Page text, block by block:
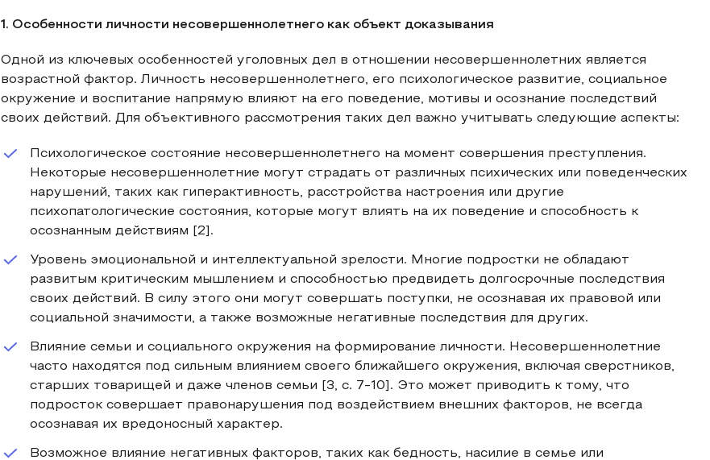
1. Особенности личности несовершеннолетнего как объект доказывания
Одной из ключевых особенностей уголовных дел в отношении несовершеннолетних является
возрастной фактор. Личность несовершеннолетнего, его психологическое развитие, социальное
окружение и воспитание напрямую влияют на его поведение, мотивы и осознание последствий
своих действий. Для объективного рассмотрения таких дел важно учитывать следующие аспекты:
Психологическое состояние несовершеннолетнего на момент совершения преступления.
Некоторые несовершеннолетние могут страдать от различных психических или поведенческих
нарушений, таких как гиперактивность, расстройства настроения или другие
психопатологические состояния, которые могут влиять на их поведение и способность к
осознанным действиям [2].
Уровень эмоциональной и интеллектуальной зрелости. Многие подростки не обладают
развитым критическим мышлением и способностью предвидеть долгосрочные последствия
своих действий. В силу этого они могут совершать поступки, не осознавая их правовой или
социальной значимости, а также возможные негативные последствия для других.
Влияние семьи и социального окружения на формирование личности. Несовершеннолетние
часто находятся под сильным влиянием своего ближайшего окружения, включая сверстников,
старших товарищей и даже членов семьи [3, с. 7-10]. Это может приводить к тому, что
подросток совершает правонарушения под воздействием внешних факторов, не всегда
осознавая их вредоносный характер.
Возможное влияние негативных факторов, таких как бедность, насилие в семье или